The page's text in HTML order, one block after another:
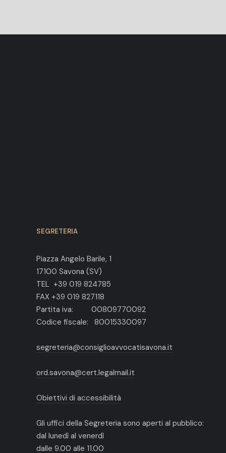
SEGRETERIA
Piazza Angelo Barile, 1
17100 Savona (SV)
TEL +39 019 824785
FAX +39 019 827118
Partita iva: 00809770092
Codice fiscale: 80015330097
segreteria@consiglioavvocatisavona.it
ord.savona@cert.legalmail.it
Obiettivi di accessibilità
Gli uffici della Segreteria sono aperti al pubblico:
dal lunedì al venerdì
dalle 9.00 alle 11.00